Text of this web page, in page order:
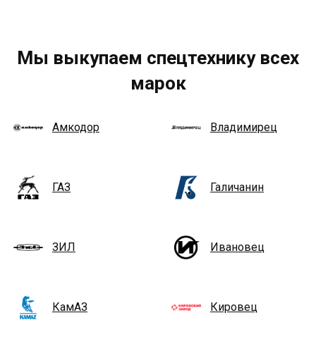
Мы выкупаем спецтехнику всех
марок
Амкодор Владимирец
ГАЗ Галичанин
ЗИЛ Ивановец
КамАЗ Кировец